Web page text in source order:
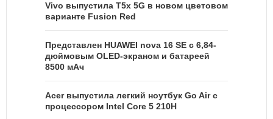
Vivo выпустила T5x 5G в новом цветовом
варианте Fusion Red
Представлен HUAWEI nova 16 SE с 6,84-
дюймовым OLED-экраном и батареей
8500 мАч
Acer выпустила легкий ноутбук Go Air c
процессором Intel Core 5 210H